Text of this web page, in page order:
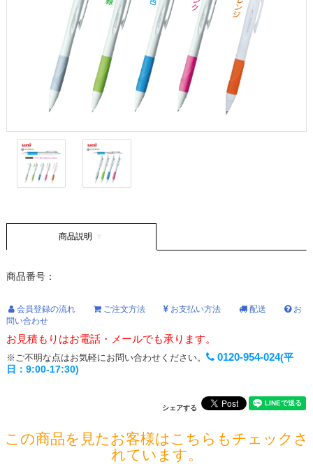
商品説明
商品番号：
会員登録の流れ ご注文方法 お支払い方法 配送
お
問い合わせ
お見積もりはお電話・メールでも承ります。
※ご不明な点はお気軽にお問い合わせください。 0120-954-024(平
日：9:00-17:30)
シェアする
この商品を見たお客様はこちらもチェックさ
れています。